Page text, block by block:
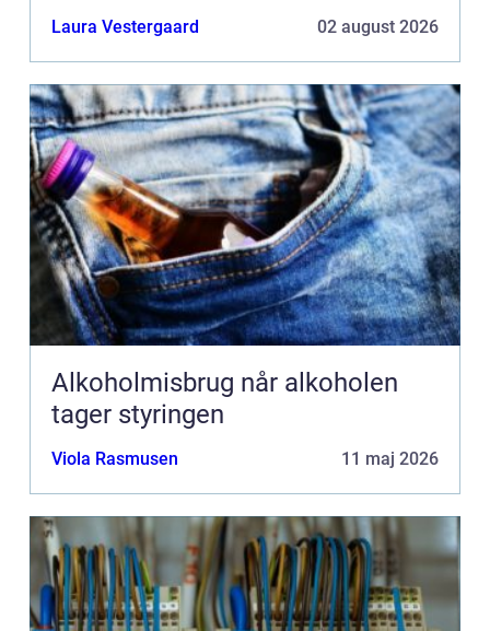
Laura Vestergaard 02 august 2026
Alkoholmisbrug når alkoholen
tager styringen
Viola Rasmusen 11 maj 2026